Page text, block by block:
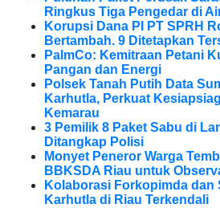
Ringkus Tiga Pengedar di
Korupsi Dana PI PT SPRH
Bertambah. 9 Ditetapkan
PalmCo: Kemitraan Petani
Pangan dan Energi
Polsek Tanah Putih Data
Karhutla, Perkuat
Kemarau
3 Pemilik 8 Paket Sabu di
Ditangkap Polisi
Monyet Peneror Warga
BBKSDA Riau untuk
Kolaborasi Forkopimda dan
Karhutla di Riau Terkendali